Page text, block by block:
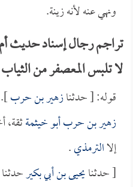
ونهي عنه لأنه زينة.
تراجم رجال إسناد حديث
لا تلبس المعصفر من
قوله: [ حدثنازهير بن حرب].
زهير بن حرب أبو خيثمة
إلاالترمذي.
[ حدثنايحيى بن أبي بكير